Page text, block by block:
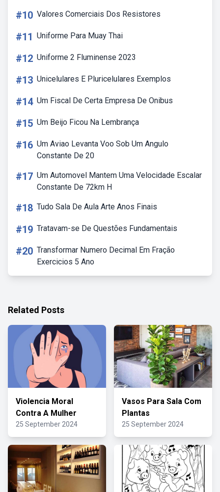
#10 Valores Comerciais Dos Resistores
#11 Uniforme Para Muay Thai
#12 Uniforme 2 Fluminense 2023
#13 Unicelulares E Pluricelulares Exemplos
#14 Um Fiscal De Certa Empresa De Onibus
#15 Um Beijo Ficou Na Lembrança
#16 Um Aviao Levanta Voo Sob Um Angulo
Constante De 20
#17 Um Automovel Mantem Uma Velocidade Escalar
Constante De 72km H
#18 Tudo Sala De Aula Arte Anos Finais
#19 Tratavam-se De Questões Fundamentais
#20 Transformar Numero Decimal Em Fração
Exercicios 5 Ano
Related Posts
Violencia Moral
Contra A Mulher
25 September 2024
Vasos Para Sala Com
Plantas
25 September 2024